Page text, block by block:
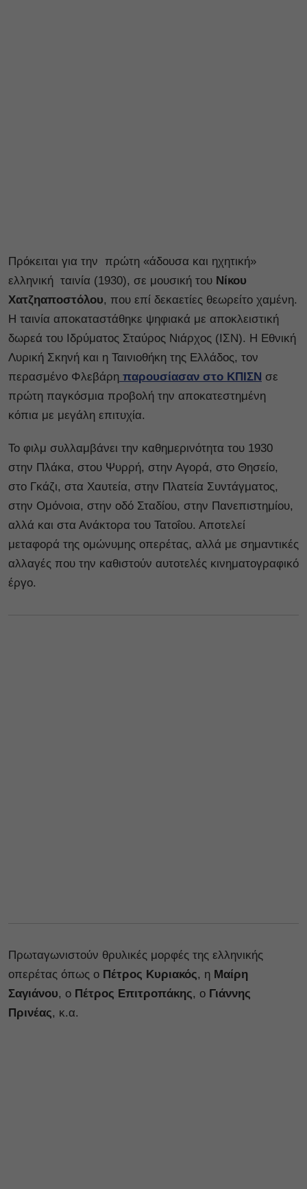
Πρόκειται για την πρώτη «άδουσα και ηχητική»
ελληνική ταινία (1930), σε μουσική του Νίκου
Χατζηαποστόλου, που επί δεκαετίες θεωρείτο χαμένη.
Η ταινία αποκαταστάθηκε ψηφιακά με αποκλειστική
δωρεά του Ιδρύματος Σταύρος Νιάρχος (ΙΣΝ). Η Εθνική
Λυρική Σκηνή και η Ταινιοθήκη της Ελλάδος, τον
περασμένο Φλεβάρη παρουσίασαν στο ΚΠΙΣΝ σε
πρώτη παγκόσμια προβολή την αποκατεστημένη
κόπια με μεγάλη επιτυχία.
Το φιλμ συλλαμβάνει την καθημερινότητα του 1930
στην Πλάκα, στου Ψυρρή, στην Αγορά, στο Θησείο,
στο Γκάζι, στα Χαυτεία, στην Πλατεία Συντάγματος,
στην Ομόνοια, στην οδό Σταδίου, στην Πανεπιστημίου,
αλλά και στα Ανάκτορα του Τατοΐου. Αποτελεί
μεταφορά της ομώνυμης οπερέτας, αλλά με σημαντικές
αλλαγές που την καθιστούν αυτοτελές κινηματογραφικό
έργο.
Πρωταγωνιστούν θρυλικές μορφές της ελληνικής
οπερέτας όπως ο Πέτρος Κυριακός, η Μαίρη
Σαγιάνου, ο Πέτρος Επιτροπάκης, ο Γιάννης
Πρινέας, κ.α.